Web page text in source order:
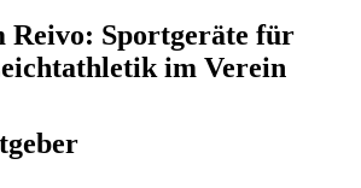
Reivo: Sportgeräte für
im Verein